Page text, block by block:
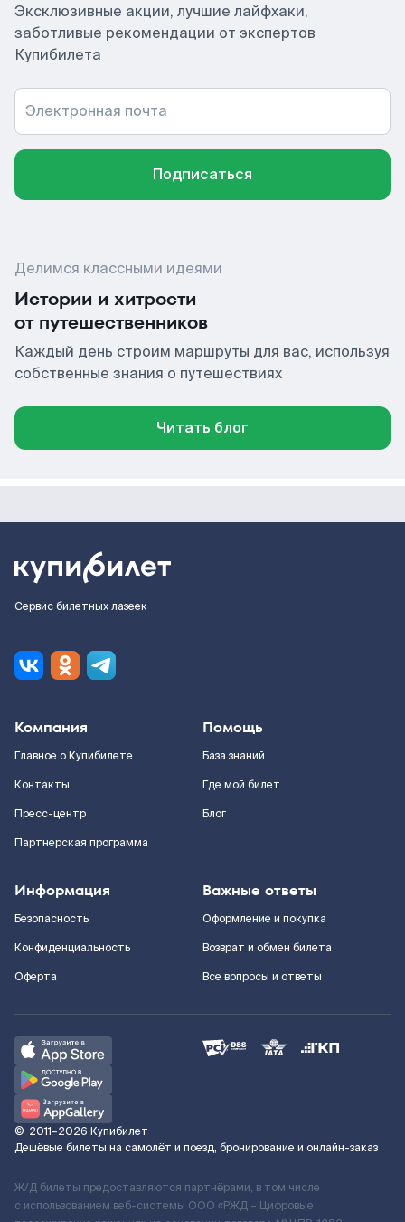
Эксклюзивные акции, лучшие лайфхаки,
заботливые рекомендации от экспертов
Купибилета
Электронная почта
Подписаться
Делимся классными идеями
Истории и хитрости
от путешественников
Каждый день строим маршруты для вас, используя
собственные знания о путешествиях
Читать блог
Сервис билетных лазеек
Компания
Главное о Купибилете
Контакты
Пресс-центр
Партнерская программа
Помощь
База знаний
Где мой билет
Блог
Информация
Безопасность
Конфиденциальность
Оферта
Важные ответы
Оформление и покупка
Возврат и обмен билета
Все вопросы и ответы
© 2011–2026 Купибилет
Дешёвые билеты на самолёт и поезд, бронирование и онлайн-заказ
Ж/Д билеты предоставляются партнёрами, в том числе
с использованием веб-системы ООО «РЖД – Цифровые